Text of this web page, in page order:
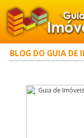
BLOG DO GUIA DE